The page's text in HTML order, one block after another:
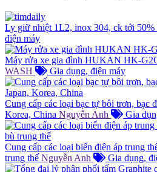
Ly giữ nhiệt 1L2, inox 304, ck tới 50%
điện máy
Máy rửa xe gia đình HUKAN HK-
WASH
Gia dụng, điện máy
Cung cấp các loại bạc tự bôi trơn, bạc
Korea, China Nguyễn Anh Gia
Cung cấp các loại biến điện áp trung
trung thế Nguyễn Anh Gia dụng,